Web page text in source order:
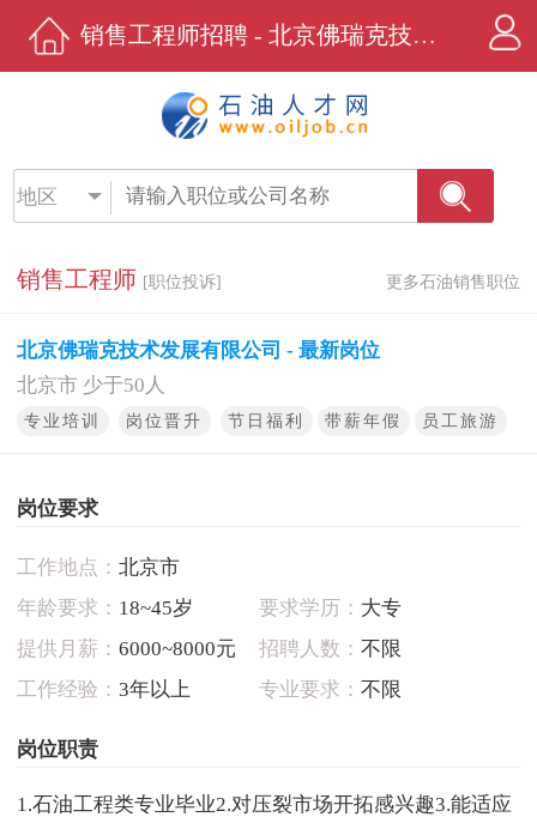
销售工程师招聘 - 北京佛瑞克技术发展有限公司 - 石油人才网
地区
销售工程师 [职位投诉] 更多石油销售职位
北京佛瑞克技术发展有限公司 - 最新岗位
北京市 少于50人
专业培训 岗位晋升 节日福利 带薪年假 员工旅游
岗位要求
工作地点： 北京市
年龄要求： 18~45岁 要求学历： 大专
提供月薪： 6000~8000元 招聘人数： 不限
工作经验： 3年以上 专业要求： 不限
岗位职责
1.石油工程类专业毕业2.对压裂市场开拓感兴趣3.能适应